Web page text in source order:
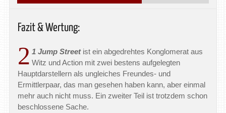
Fazit & Wertung:
2 1 Jump Streetist ein abgedrehtes Konglomerat aus
Witz und Action mit zwei bestens aufgelegten
Hauptdarstellern als ungleiches Freundes- und
Ermittlerpaar, das man gesehen haben kann, aber einmal
mehr auch nicht muss. Ein zweiter Teil ist trotzdem schon
beschlossene Sache.